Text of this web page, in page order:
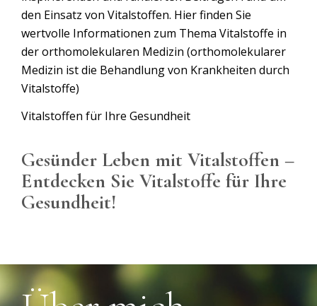
den Einsatz von Vitalstoffen. Hier finden Sie
wertvolle Informationen zum Thema Vitalstoffe in
der orthomolekularen Medizin (orthomolekularer
Medizin ist die Behandlung von Krankheiten durch
Vitalstoffe)
Vitalstoffen für Ihre Gesundheit
Gesünder Leben mit Vitalstoffen –
Entdecken Sie Vitalstoffe für Ihre
Gesundheit!